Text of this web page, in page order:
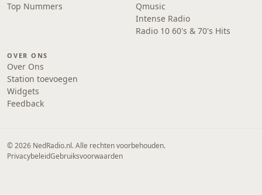
Top Nummers
Qmusic
Intense Radio
Radio 10 60's & 70's Hits
OVER ONS
Over Ons
Station toevoegen
Widgets
Feedback
© 2026 NedRadio.nl. Alle rechten voorbehouden.
PrivacybeleidGebruiksvoorwaarden